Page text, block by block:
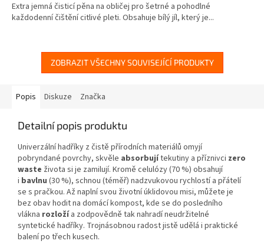
z
5
Extra jemná čisticí pěna na obličej pro šetrné a pohodlné
každodenní čištění citlivé pleti. Obsahuje bílý jíl, který je...
ZOBRAZIT VŠECHNY SOUVISEJÍCÍ PRODUKTY
Popis Diskuze Značka
Detailní popis produktu
Univerzální hadříky z čistě přírodních materiálů omyjí
pobryndané povrchy, skvěle absorbujítekutiny a příznivci zero
waste života si je zamilují. Kromě celulózy (70 %) obsahují
i bavlnu (30 %), schnou (téměř) nadzvukovou rychlostí a přátelí
se s pračkou. Až naplní svou životní úklidovou misi, můžete je
bez obav hodit na domácí kompost, kde se do posledního
vlákna rozloží a zodpovědně tak nahradí neudržitelné
syntetické hadříky. Trojnásobnou radost jistě udělá i praktické
balení po třech kusech.